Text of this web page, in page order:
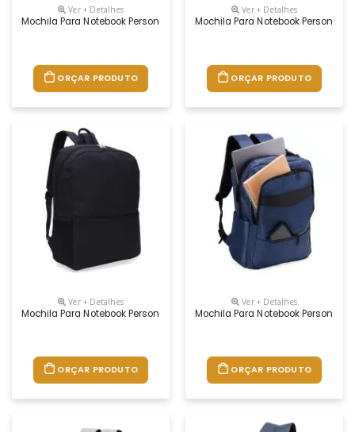
Ver + Detalhes
Mochila Para Notebook Personalizada
ORÇAR PRODUTO
Ver + Detalhes
Mochila Para Notebook
ORÇAR PRODUTO
Ver + Detalhes
Mochila Para Notebook Personalizada
ORÇAR PRODUTO
Ver + Detalhes
Mochila Para Notebook
ORÇAR PRODUTO